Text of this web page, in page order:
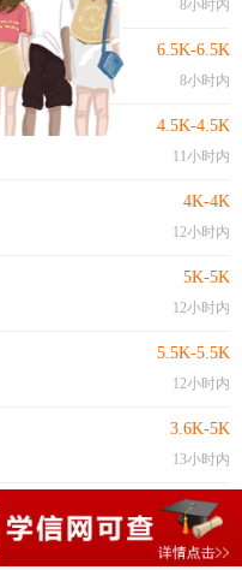
8小时内
6.5K-6.5K
8小时内
4.5K-4.5K
11小时内
4K-4K
12小时内
5K-5K
12小时内
5.5K-5.5K
12小时内
3.6K-5K
13小时内